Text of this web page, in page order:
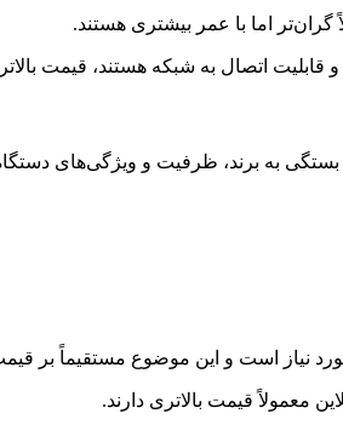
گران‌تر اما با عمر بیشتری هستند.
معمولاً قیمت بالاتری دارند.